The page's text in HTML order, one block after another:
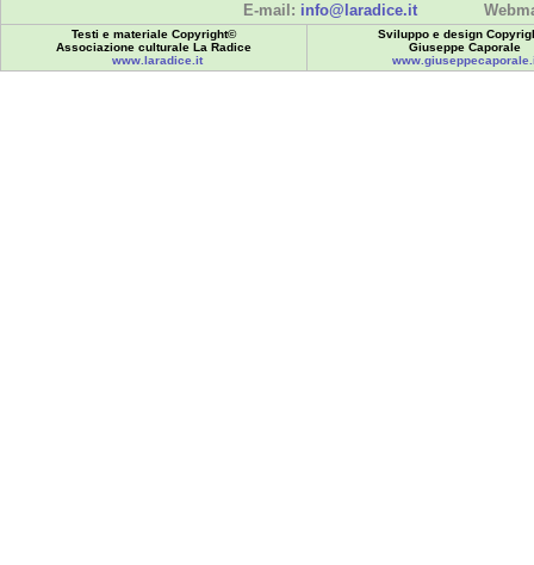
E-mail: info@laradice.it
Testi e materiale Copyright©
Associazione culturale La Radice
www.laradice.it
Sviluppo e design
Giuseppe Caporale